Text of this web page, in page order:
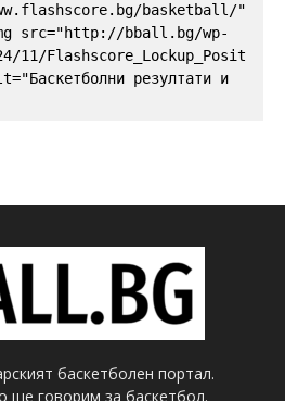
basketball/"
src="http://bball.bg/wp-
11/Flashscore_Lockup_Posit
резултати и
баскетболен портал.
ще говорим за баскетбол.